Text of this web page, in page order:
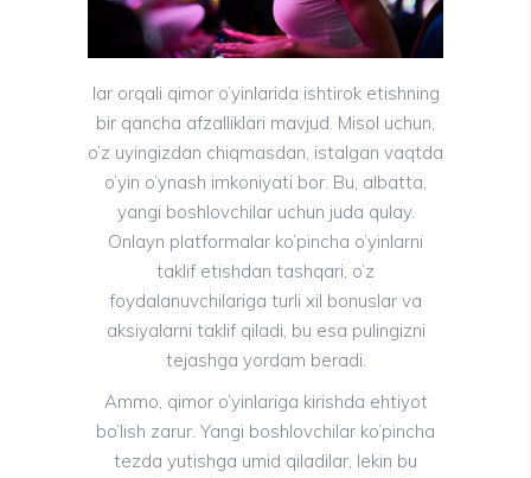
lar orqali qimor o’yinlarida ishtirok etishning
bir qancha afzalliklari mavjud. Misol uchun,
o’z uyingizdan chiqmasdan, istalgan vaqtda
o’yin o’ynash imkoniyati bor. Bu, albatta,
yangi boshlovchilar uchun juda qulay.
Onlayn platformalar ko’pincha o’yinlarni
taklif etishdan tashqari, o’z
foydalanuvchilariga turli xil bonuslar va
aksiyalarni taklif qiladi, bu esa pulingizni
tejashga yordam beradi.
Ammo, qimor o’yinlariga kirishda ehtiyot
bo’lish zarur. Yangi boshlovchilar ko’pincha
tezda yutishga umid qiladilar, lekin bu